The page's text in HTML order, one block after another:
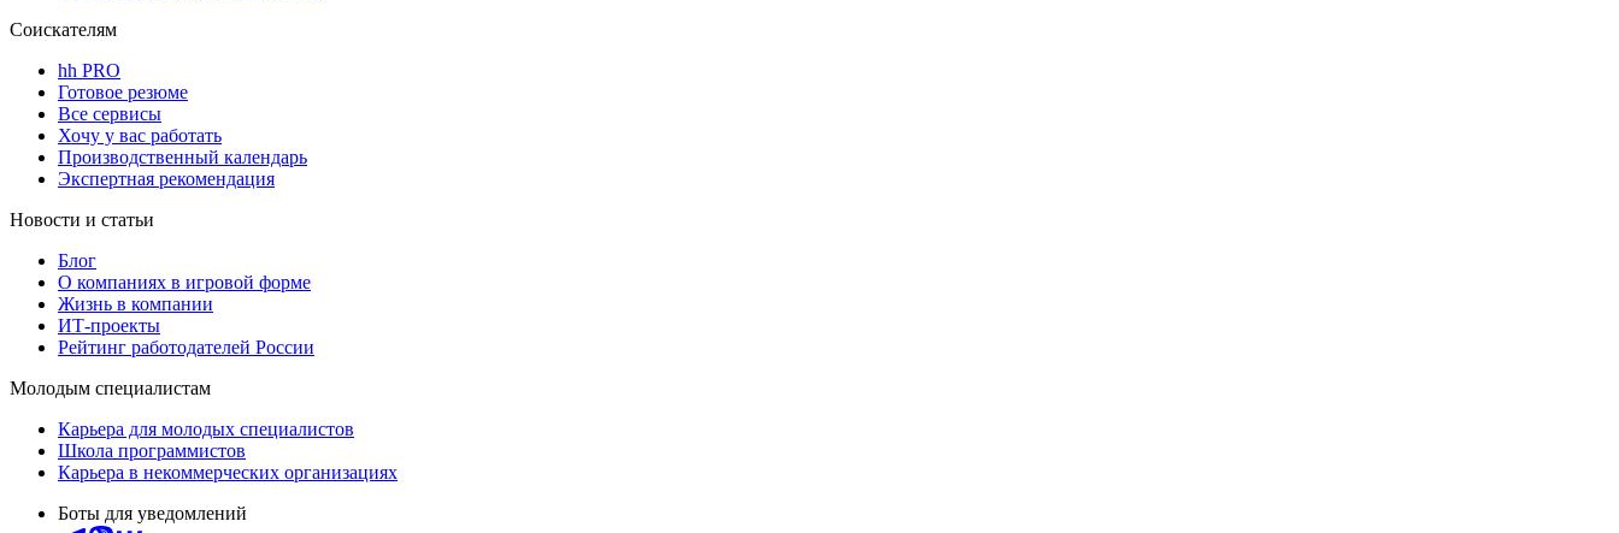
Соискателям
hh PRO
Готовое резюме
Все сервисы
Хочу у вас работать
Производственный календарь
Экспертная рекомендация
Новости и статьи
Блог
О компаниях в игровой форме
Жизнь в компании
ИТ-проекты
Рейтинг работодателей России
Молодым специалистам
Карьера для молодых специалистов
Школа программистов
Карьера в некоммерческих организациях
Боты для уведомлений